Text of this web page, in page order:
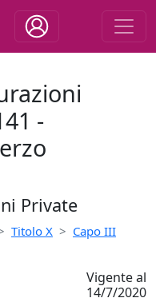
-
Private
Titolo X
Capo III
Vigente al
14/7/2020